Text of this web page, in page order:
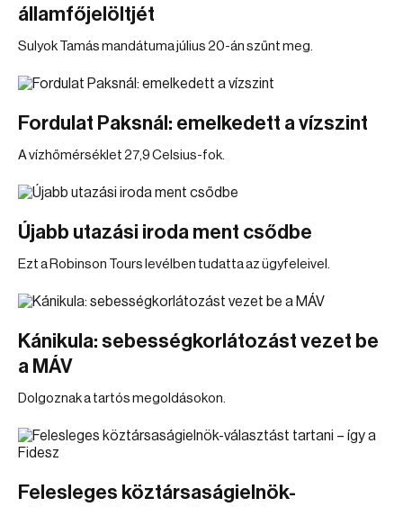
államfőjelöltjét
Sulyok Tamás mandátuma július 20-án szűnt meg.
Fordulat Paksnál: emelkedett a vízszint
A vízhőmérséklet 27,9 Celsius-fok.
Újabb utazási iroda ment csődbe
Ezt a Robinson Tours levélben tudatta az ügyfeleivel.
Kánikula: sebességkorlátozást vezet be
a MÁV
Dolgoznak a tartós megoldásokon.
Felesleges köztársaságielnök-